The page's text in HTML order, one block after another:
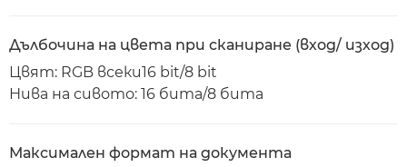
Дълбочина на цвета при сканиране (вход/ изход)
Цвят: RGB всеки16 bit/8 bit
Нива на сивото: 16 бита/8 бита
Максимален формат на документа